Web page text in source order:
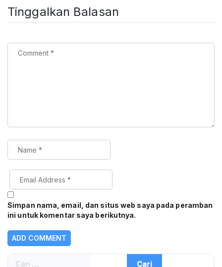
Tinggalkan Balasan
Simpan nama, email, dan situs web saya pada peramban
ini untuk komentar saya berikutnya.
Cari